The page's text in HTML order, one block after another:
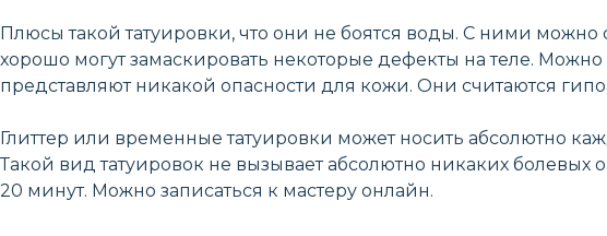
Плюсы такой татуировки, что они не боятся воды. С ними
хорошо могут замаскировать некоторые дефекты на теле.
представляют никакой опасности для кожи. Они считаются
Глиттер или временные татуировки может носить абсолютно
Такой вид татуировок не вызывает абсолютно никаких
20 минут. Можно записаться к мастеру онлайн.